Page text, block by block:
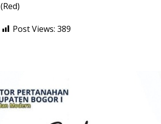
(Red)
Post Views: 389